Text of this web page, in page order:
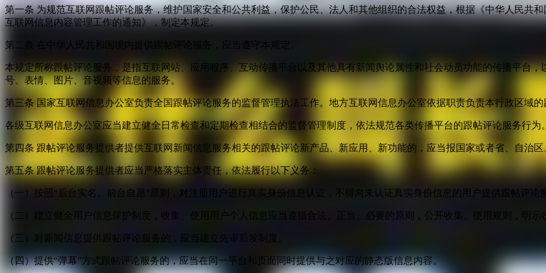
第一条 为规范互联网跟帖评论服务，维护国家安全和公共利益，保护公民、法人和其他组织的合法权益，根据《中华人民共
互联网信息内容管理工作的通知》，制定本规定。
第二条 在中华人民共和国境内提供跟帖评论服务，应当遵守本规定。
本规定所称跟帖评论服务，是指互联网站、应用程序、互动传播平台以及其他具有新闻舆论属性和社会动员功能的传播平台
号、表情、图片、音视频等信息的服务。
第三条 国家互联网信息办公室负责全国跟帖评论服务的监督管理执法工作。地方互联网信息办公室依据职责负责本行政区域
各级互联网信息办公室应当建立健全日常检查和定期检查相结合的监督管理制度，依法规范各类传播平台的跟帖评论服务行为
第四条 跟帖评论服务提供者提供互联网新闻信息服务相关的跟帖评论新产品、新应用、新功能的，应当报国家或者省、自治
第五条 跟帖评论服务提供者应当严格落实主体责任，依法履行以下义务：
（一）按照“后台实名、前台自愿”原则，对注册用户进行真实身份信息认证，不得向未认证真实身份信息的用户提供跟帖评论
（二）建立健全用户信息保护制度，收集、使用用户个人信息应当遵循合法、正当、必要的原则，公开收集、使用规则，明
（三）对新闻信息提供跟帖评论服务的，应当建立先审后发制度。
（四）提供“弹幕”方式跟帖评论服务的，应当在同一平台和页面同时提供与之对应的静态版信息内容。